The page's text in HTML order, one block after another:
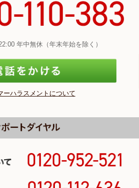
年中無休（年末年始を除く）
ーハラスメントについて